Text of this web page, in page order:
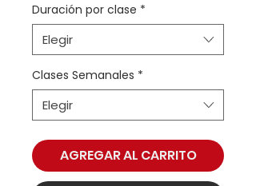
Duración por clase *
Elegir
Clases Semanales *
Elegir
AGREGAR AL CARRITO